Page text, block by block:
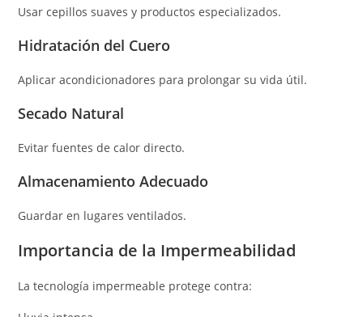
Usar cepillos suaves y productos especializados.
Hidratación del Cuero
Aplicar acondicionadores para prolongar su vida útil.
Secado Natural
Evitar fuentes de calor directo.
Almacenamiento Adecuado
Guardar en lugares ventilados.
Importancia de la Impermeabilidad
La tecnología impermeable protege contra: